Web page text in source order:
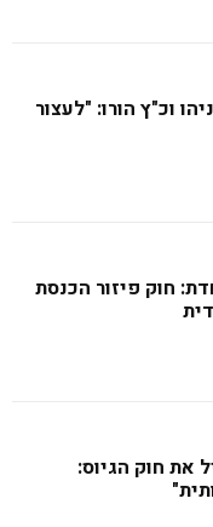
וכ"ץ הורו: "לעצור
חוק פיזור הכנסת
את חוק הגיוס: